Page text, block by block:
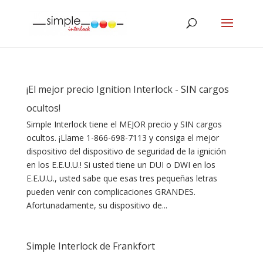
¡El mejor precio Ignition Interlock - SIN cargos
ocultos!
Simple Interlock tiene el MEJOR precio y SIN cargos
ocultos. ¡Llame 1-866-698-7113 y consiga el mejor
dispositivo del dispositivo de seguridad de la ignición
en los E.E.U.U.! Si usted tiene un DUI o DWI en los
E.E.U.U., usted sabe que esas tres pequeñas letras
pueden venir con complicaciones GRANDES.
Afortunadamente, su dispositivo de...
Simple Interlock de Frankfort